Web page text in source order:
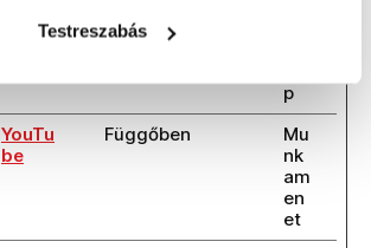
Testreszabás
YouTu
Függőben
p
YouTu
be
Függőben
Mu
nk
am
en
et